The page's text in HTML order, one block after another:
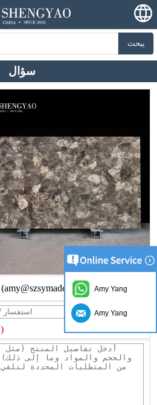
يبحث
سؤال
ايمي يانغ (amy@szsymade.com)
(* تطلب )
Amy Yang
Amy Yang